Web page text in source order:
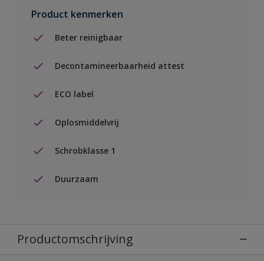
Product kenmerken
Beter reinigbaar
Decontamineerbaarheid attest
ECO label
Oplosmiddelvrij
Schrobklasse 1
Duurzaam
Productomschrijving